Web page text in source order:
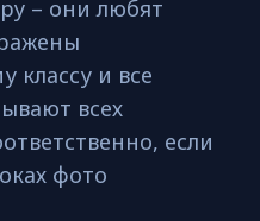
– они любят
классу и все
всех
если
фото